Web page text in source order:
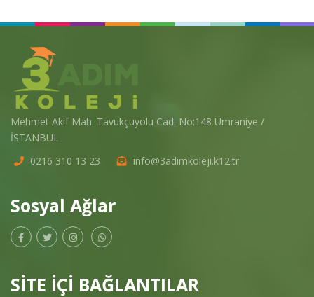
Mehmet Akif Mah. Tavukçuyolu Cad. No:148 Ümraniye /
İSTANBUL
0216 310 13 23
info@3adimkoleji.k12.tr
Sosyal Ağlar
SİTE İÇİ BAĞLANTILAR